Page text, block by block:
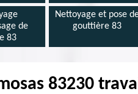
de
83
Nettoyage et pose
gouttière 83
83230